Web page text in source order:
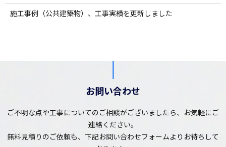
施工事例（公共建築物）、工事実績を更新しました
お問い合わせ
ご不明な点や工事についてのご相談がございましたら、お気軽にご
連絡ください。
無料見積りのご依頼も、下記お問い合わせフォームよりお待ちして